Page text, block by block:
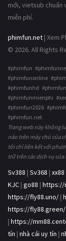
mới, vietsub chuẩn
miễn phí.
phimfun.net | Xem
© 2026. All Rights
#phimfun
#phimfunonline
#phimfunhd
#phimfunmienphi
#phimfun2026
#phimfun.net
Trang web này không
nào trên máy chủ của
tôi chỉ liên kết với
trữ trên các dịch vụ của
Sv388 | Sv368 | xx88
KJC | go88 | https://
https://fly88.uno/ |
https://fly88.green/
| https://
tín | nhà cái uy tín |